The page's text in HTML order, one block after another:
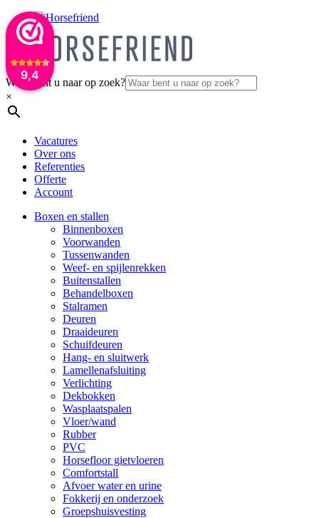
9,4
Waar bent u naar op zoek?
×
Vacatures
Over ons
Referenties
Offerte
Account
Boxen en stallen
Binnenboxen
Voorwanden
Tussenwanden
Weef- en spijlenrekken
Buitenstallen
Behandelboxen
Stalramen
Deuren
Draaideuren
Schuifdeuren
Hang- en sluitwerk
Lamellenafsluiting
Verlichting
Dekbokken
Wasplaatspalen
Vloer/wand
Rubber
PVC
Horsefloor gietvloeren
Comfortstall
Afvoer water en urine
Fokkerij en onderzoek
Groepshuisvesting